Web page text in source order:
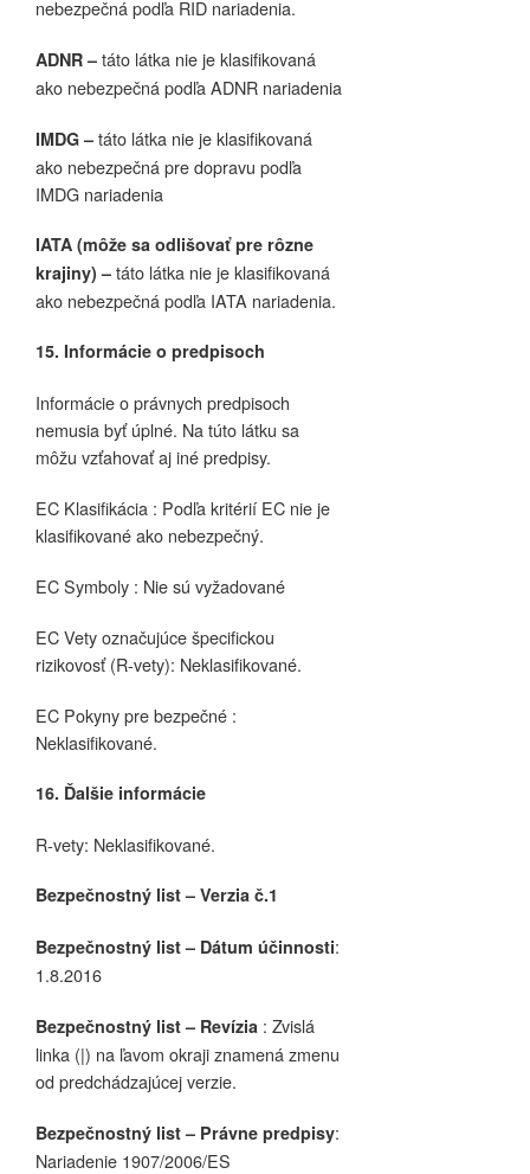
nebezpečná podľa RID nariadenia.
ADNR – táto látka nie je klasifikovaná
ako nebezpečná podľa ADNR nariadenia
IMDG – táto látka nie je klasifikovaná
ako nebezpečná pre dopravu podľa
IMDG nariadenia
IATA (môže sa odlišovať pre rôzne
krajiny) – táto látka nie je klasifikovaná
ako nebezpečná podľa IATA nariadenia.
15. Informácie o predpisoch
Informácie o právnych predpisoch
nemusia byť úplné. Na túto látku sa
môžu vzťahovať aj iné predpisy.
EC Klasifikácia : Podľa kritérií EC nie je
klasifikované ako nebezpečný.
EC Symboly : Nie sú vyžadované
EC Vety označujúce špecifickou
rizikovosť (R-vety): Neklasifikované.
EC Pokyny pre bezpečné :
Neklasifikované.
16. Ďalšie informácie
R-vety: Neklasifikované.
Bezpečnostný list – Verzia č.1
Bezpečnostný list – Dátum účinnosti:
1.8.2016
Bezpečnostný list – Revízia : Zvislá
linka (|) na ľavom okraji znamená zmenu
od predchádzajúcej verzie.
Bezpečnostný list – Právne predpisy:
Nariadenie 1907/2006/ES